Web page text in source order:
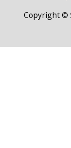
Copyright ©